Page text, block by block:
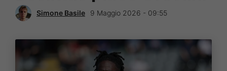
Simone Basile 9 Maggio 2026 - 09:55